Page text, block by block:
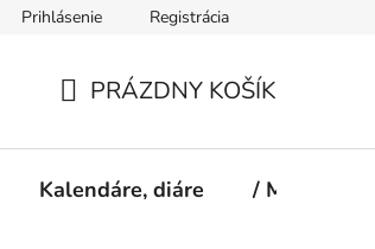
Prihlásenie Registrácia
KOŠÍK
PRÁZDNY KOŠÍK
Kalendáre, diáre / Magazín